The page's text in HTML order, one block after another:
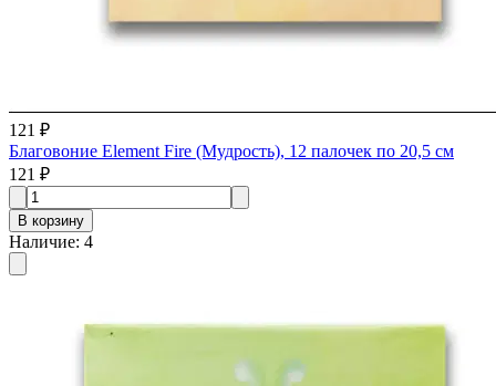
121 ₽
Благовоние Element Fire (Мудрость), 12 палочек по 20,5 см
121 ₽
В корзину
Наличие: 4